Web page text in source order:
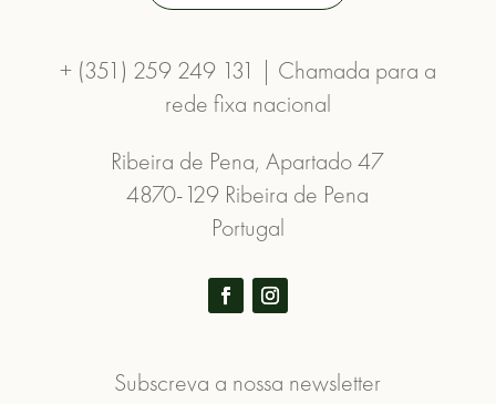
+ (351) 259 249 131 | Chamada para a
rede fixa nacional
Ribeira de Pena, Apartado 47
4870-129 Ribeira de Pena
Portugal
Subscreva a nossa newsletter